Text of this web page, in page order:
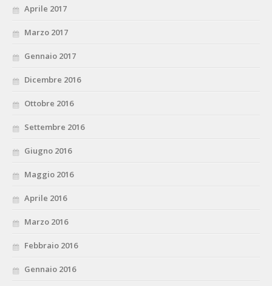
Aprile 2017
Marzo 2017
Gennaio 2017
Dicembre 2016
Ottobre 2016
Settembre 2016
Giugno 2016
Maggio 2016
Aprile 2016
Marzo 2016
Febbraio 2016
Gennaio 2016